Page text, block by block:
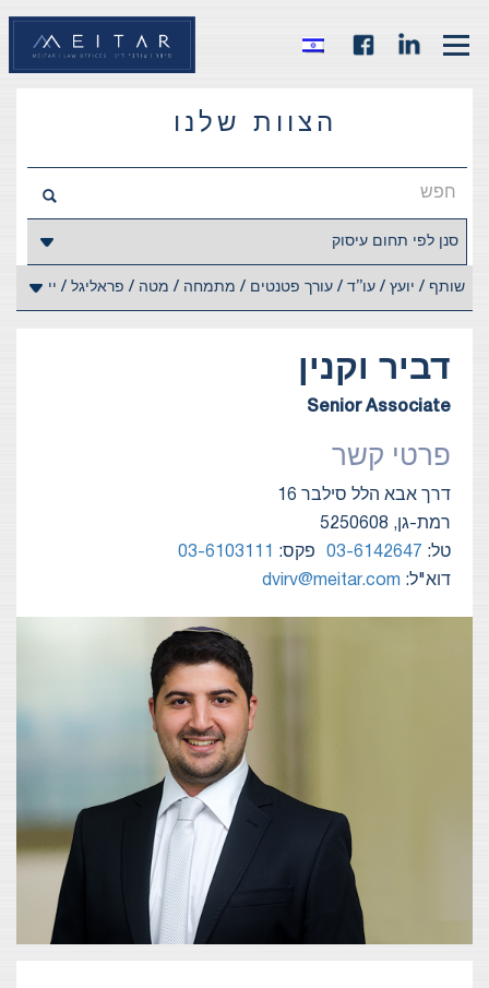
הצוות שלנו
דביר וקנין
Senior Associate
פרטי קשר
דרך אבא הלל סילבר 16
רמת-גן, 5250608
טל: 03-6142647 פקס:
03-6103111
דוא"ל: dvirv@meitar.com